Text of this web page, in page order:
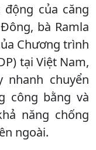
của căng
bà Ramla
Chương trình
tại Việt Nam,
nhanh chuyển
công bằng và
năng chống
ngoài.